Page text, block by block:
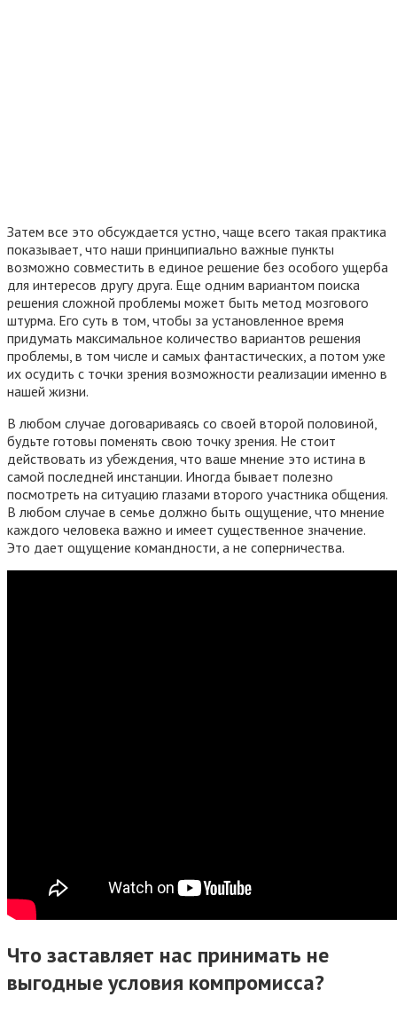
Затем все это обсуждается устно, чаще всего такая практика
показывает, что наши принципиально важные пункты
возможно совместить в единое решение без особого ущерба
для интересов другу друга. Еще одним вариантом поиска
решения сложной проблемы может быть метод мозгового
штурма. Его суть в том, чтобы за установленное время
придумать максимальное количество вариантов решения
проблемы, в том числе и самых фантастических, а потом уже
их осудить с точки зрения возможности реализации именно в
нашей жизни.
В любом случае договариваясь со своей второй половиной,
будьте готовы поменять свою точку зрения. Не стоит
действовать из убеждения, что ваше мнение это истина в
самой последней инстанции. Иногда бывает полезно
посмотреть на ситуацию глазами второго участника общения.
В любом случае в семье должно быть ощущение, что мнение
каждого человека важно и имеет существенное значение.
Это дает ощущение командности, а не соперничества.
Что заставляет нас принимать не
выгодные условия компромисса?